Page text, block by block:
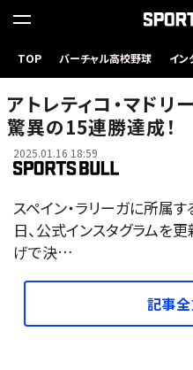
TOP バーチャル高校野球 イン
アトレティコ・マド
驚異の15連勝達成！
2025.01.16 18:59
スペイン・ラリーガに所属す
日、公式インスタグラムを更
げで決…
記事